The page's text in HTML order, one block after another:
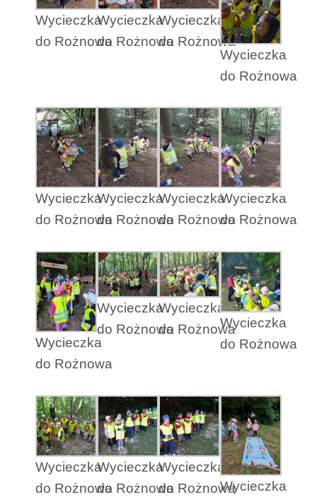
Wycieczka
do Rożnowa
Wycieczka
do Rożnowa
Wycieczka
do Rożnowa
Wycieczka
do Rożnowa
Wycieczka
do Rożnowa
Wycieczka
do Rożnowa
Wycieczka
do Rożnowa
Wycieczka
do Rożnowa
Wycieczka
do Rożnowa
Wycieczka
do Rożnowa
Wycieczka
do RożnowaWycieczka
do Rożnowa
Wycieczka
do Rożnowa
Wycieczka
do Rożnowa
Wycieczka
do RożnowaWycieczka